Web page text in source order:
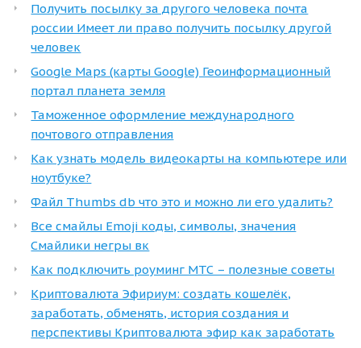
Получить посылку за другого человека почта
россии Имеет ли право получить посылку другой
человек
Google Maps (карты Google) Геоинформационный
портал планета земля
Таможенное оформление международного
почтового отправления
Как узнать модель видеокарты на компьютере или
ноутбуке?
Файл Thumbs db что это и можно ли его удалить?
Все смайлы Emoji коды, символы, значения
Смайлики негры вк
Как подключить роуминг МТС – полезные советы
Криптовалюта Эфириум: создать кошелёк,
заработать, обменять, история создания и
перспективы Криптовалюта эфир как заработать